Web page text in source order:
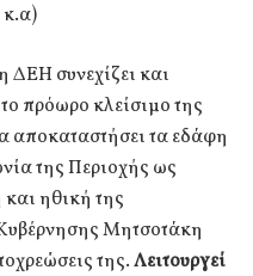
κ.α)
συνεχίζει και
πρόωρο κλείσιμο της
αποκαταστήσει τα εδάφη
της Περιοχής ως
ηθική της
Μητσοτάκη
της.Λειτουργεί